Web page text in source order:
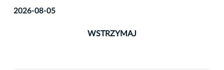
2026-08-05
WSTRZYMAJ